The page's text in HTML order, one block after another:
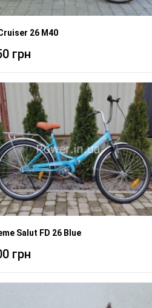
26 M40
грн
Salut FD 26 Blue
грн